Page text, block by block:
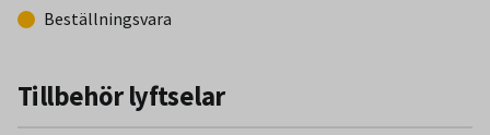
Beställningsvara
Tillbehör lyftselar